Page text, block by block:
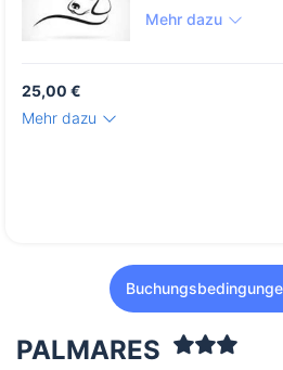
Mehr dazu
25,00 €
Mehr dazu
PALMARES